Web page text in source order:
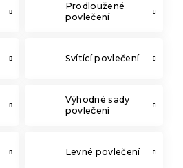
Prodloužené
povlečení
Svítící povlečení
Výhodné sady
povlečení
Levné povlečení